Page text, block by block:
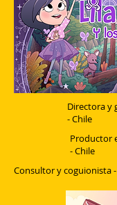
Directora y
- Chile
Productor
- Chile
Consultor y coguionista